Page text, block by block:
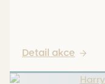
Detail akce